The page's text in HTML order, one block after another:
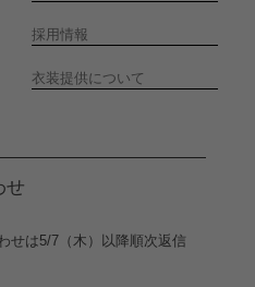
採用情報
衣装提供について
せ
せは5/7（木）以降順次返信